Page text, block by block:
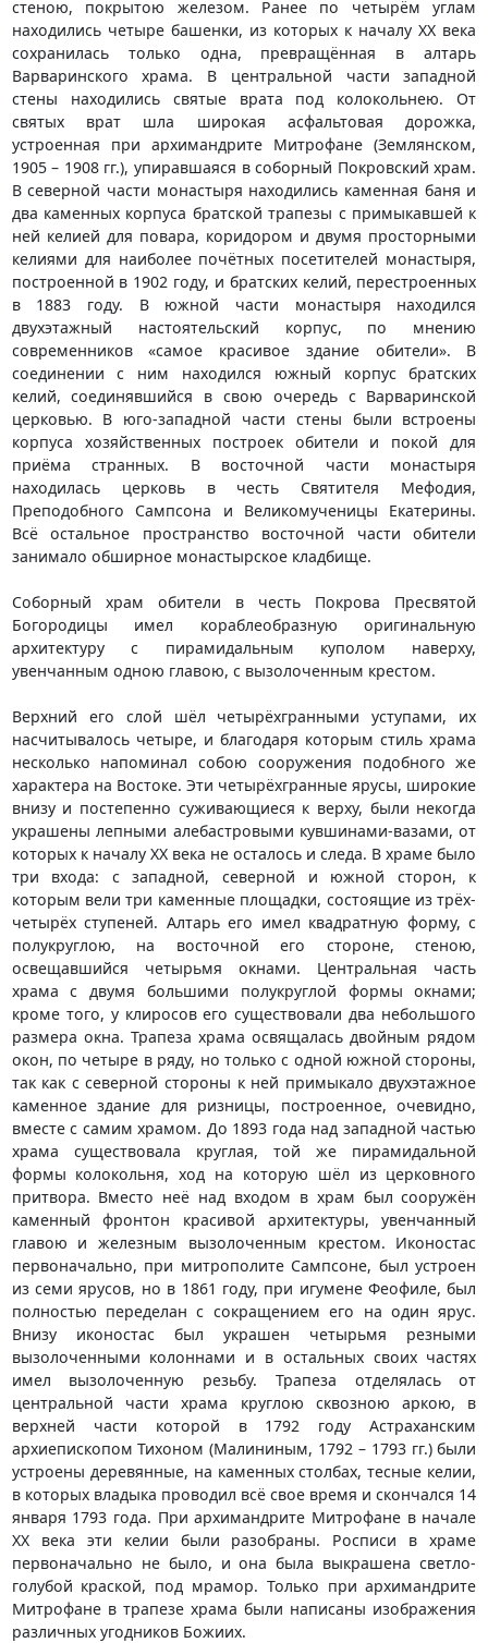
стеною, покрытою железом. Ранее по четырём углам
находились четыре башенки, из которых к началу XX века
сохранилась только одна, превращённая в алтарь
Варваринского храма. В центральной части западной
стены находились святые врата под колокольнею. От
святых врат шла широкая асфальтовая дорожка,
устроенная при архимандрите Митрофане (Землянском,
1905 – 1908 гг.), упиравшаяся в соборный Покровский храм.
В северной части монастыря находились каменная баня и
два каменных корпуса братской трапезы с примыкавшей к
ней келией для повара, коридором и двумя просторными
келиями для наиболее почётных посетителей монастыря,
построенной в 1902 году, и братских келий, перестроенных
в 1883 году. В южной части монастыря находился
двухэтажный настоятельский корпус, по мнению
современников «самое красивое здание обители». В
соединении с ним находился южный корпус братских
келий, соединявшийся в свою очередь с Варваринской
церковью. В юго-западной части стены были встроены
корпуса хозяйственных построек обители и покой для
приёма странных. В восточной части монастыря
находилась церковь в честь Святителя Мефодия,
Преподобного Сампсона и Великомученицы Екатерины.
Всё остальное пространство восточной части обители
занимало обширное монастырское кладбище.
Соборный храм обители в честь Покрова Пресвятой
Богородицы имел кораблеобразную оригинальную
архитектуру с пирамидальным куполом наверху,
увенчанным одною главою, с вызолоченным крестом.
Верхний его слой шёл четырёхгранными уступами, их
насчитывалось четыре, и благодаря которым стиль храма
несколько напоминал собою сооружения подобного же
характера на Востоке. Эти четырёхгранные ярусы, широкие
внизу и постепенно суживающиеся к верху, были некогда
украшены лепными алебастровыми кувшинами-вазами, от
которых к началу XX века не осталось и следа. В храме было
три входа: с западной, северной и южной сторон, к
которым вели три каменные площадки, состоящие из трёх-
четырёх ступеней. Алтарь его имел квадратную форму, с
полукруглою, на восточной его стороне, стеною,
освещавшийся четырьмя окнами. Центральная часть
храма с двумя большими полукруглой формы окнами;
кроме того, у клиросов его существовали два небольшого
размера окна. Трапеза храма освящалась двойным рядом
окон, по четыре в ряду, но только с одной южной стороны,
так как с северной стороны к ней примыкало двухэтажное
каменное здание для ризницы, построенное, очевидно,
вместе с самим храмом. До 1893 года над западной частью
храма существовала круглая, той же пирамидальной
формы колокольня, ход на которую шёл из церковного
притвора. Вместо неё над входом в храм был сооружён
каменный фронтон красивой архитектуры, увенчанный
главою и железным вызолоченным крестом. Иконостас
первоначально, при митрополите Сампсоне, был устроен
из семи ярусов, но в 1861 году, при игумене Феофиле, был
полностью переделан с сокращением его на один ярус.
Внизу иконостас был украшен четырьмя резными
вызолоченными колоннами и в остальных своих частях
имел вызолоченную резьбу. Трапеза отделялась от
центральной части храма круглою сквозною аркою, в
верхней части которой в 1792 году Астраханским
архиепископом Тихоном (Малининым, 1792 – 1793 гг.) были
устроены деревянные, на каменных столбах, тесные келии,
в которых владыка проводил всё свое время и скончался 14
января 1793 года. При архимандрите Митрофане в начале
XX века эти келии были разобраны. Росписи в храме
первоначально не было, и она была выкрашена светло-
голубой краской, под мрамор. Только при архимандрите
Митрофане в трапезе храма были написаны изображения
различных угодников Божиих.